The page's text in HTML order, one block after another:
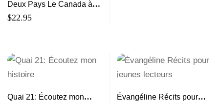
Deux Pays Le Canada à
l’ère du Grand
$22.95
Quai 21: Écoutez mon
Évangéline Récits pour